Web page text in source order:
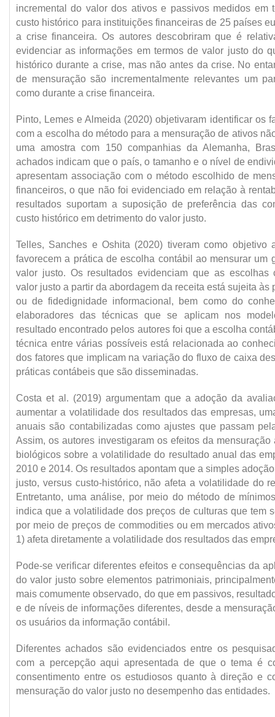
incremental do valor dos ativos e passivos medidos em
custo histórico para instituições financeiras de 25 países
a crise financeira. Os autores descobriram que é
evidenciar as informações em termos de valor justo do
histórico durante a crise, mas não antes da crise. No
de mensuração são incrementalmente relevantes um
como durante a crise financeira.
Pinto, Lemes e Almeida (2020) objetivaram identificar os
com a escolha do método para a mensuração de ativos
uma amostra com 150 companhias da Alemanha,
achados indicam que o país, o tamanho e o nível de
apresentam associação com o método escolhido de
financeiros, o que não foi evidenciado em relação à
resultados suportam a suposição de preferência das
custo histórico em detrimento do valor justo.
Telles, Sanches e Oshita (2020) tiveram como objetivo
favorecem a prática de escolha contábil ao mensurar um
valor justo. Os resultados evidenciam que as escolhas
valor justo a partir da abordagem da receita está sujeita às
ou de fidedignidade informacional, bem como do
elaboradores das técnicas que se aplicam nos
resultado encontrado pelos autores foi que a escolha
técnica entre várias possíveis está relacionada ao
dos fatores que implicam na variação do fluxo de caixa
práticas contábeis que são disseminadas.
Costa et al. (2019) argumentam que a adoção da
aumentar a volatilidade dos resultados das empresas,
anuais são contabilizadas como ajustes que passam
Assim, os autores investigaram os efeitos da
biológicos sobre a volatilidade do resultado anual das
2010 e 2014. Os resultados apontam que a simples
justo, versus custo-histórico, não afeta a volatilidade do
Entretanto, uma análise, por meio do método de
indica que a volatilidade dos preços de culturas que tem
por meio de preços de commodities ou em mercados
1) afeta diretamente a volatilidade dos resultados das
Pode-se verificar diferentes efeitos e consequências da
do valor justo sobre elementos patrimoniais,
mais comumente observado, do que em passivos,
e de níveis de informações diferentes, desde a
os usuários da informação contábil.
Diferentes achados são evidenciados entre os
com a percepção aqui apresentada de que o tema é
consentimento entre os estudiosos quanto à direção e
mensuração do valor justo no desempenho das entidades.